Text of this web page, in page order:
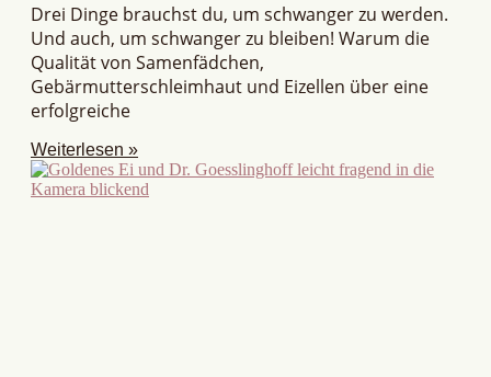
Drei Dinge brauchst du, um schwanger zu werden.
Und auch, um schwanger zu bleiben! Warum die
Qualität von Samenfädchen,
Gebärmutterschleimhaut und Eizellen über eine
erfolgreiche
Weiterlesen »